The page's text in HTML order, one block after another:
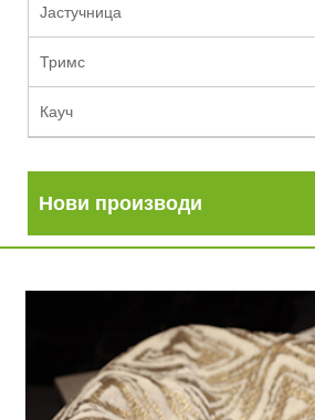
Јастучница
Тримс
Кауч
Нови производи